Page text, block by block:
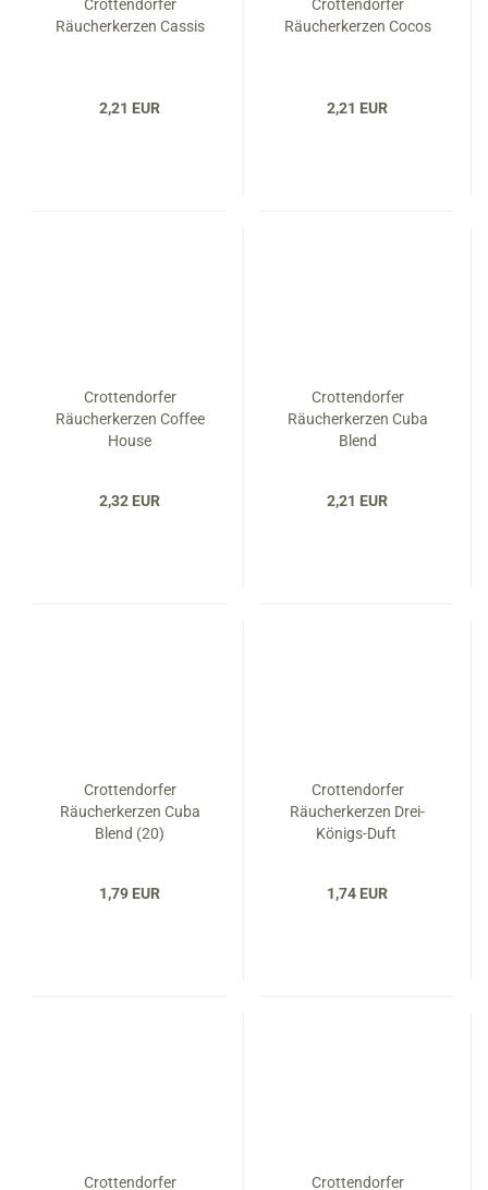
Crottendorfer
Räucherkerzen Cassis
2,21 EUR
Crottendorfer
Räucherkerzen Cocos
2,21 EUR
Crottendorfer
Räucherkerzen Coffee
House
2,32 EUR
Crottendorfer
Räucherkerzen Cuba
Blend
2,21 EUR
Crottendorfer
Räucherkerzen Cuba
Blend (20)
1,79 EUR
Crottendorfer
Räucherkerzen Drei-
Königs-Duft
1,74 EUR
Crottendorfer
Crottendorfer